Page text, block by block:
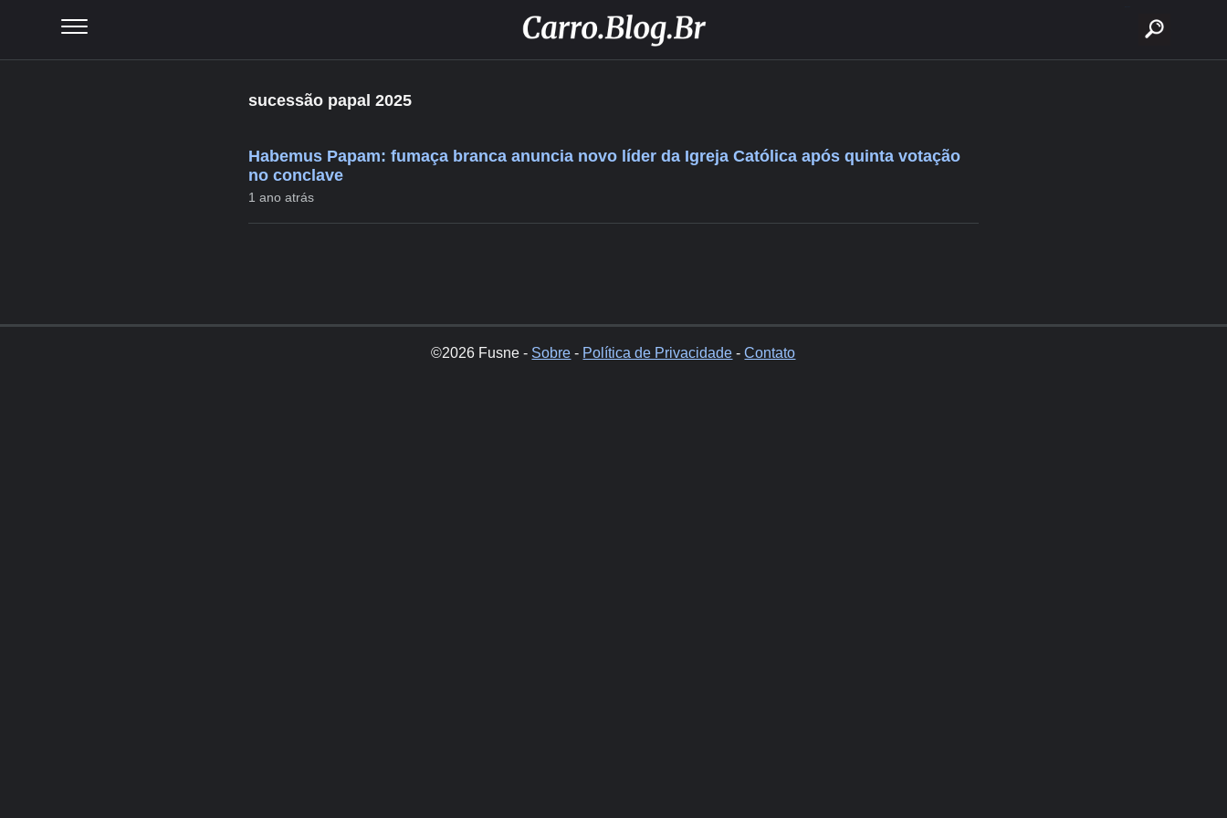
sucessão papal 2025
Habemus Papam: fumaça branca anuncia novo líder da Igreja Católica após quinta votação
no conclave
1 ano atrás
©2026 Fusne - Sobre - Política de Privacidade -Contato